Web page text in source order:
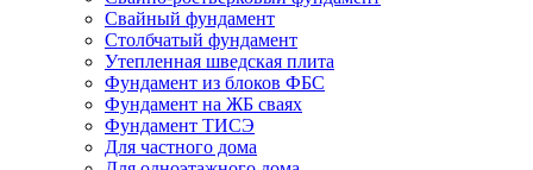
Свайный фундамент
Столбчатый фундамент
Утепленная шведская плита
Фундамент из блоков ФБС
Фундамент на ЖБ сваях
Фундамент ТИСЭ
Для частного дома